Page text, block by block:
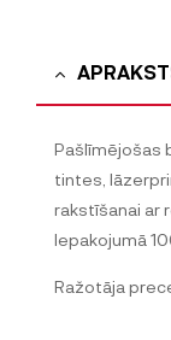
Pašlīmējošas
tintes,
rakstīšanai ar
Iepakojumā
Ražotāja